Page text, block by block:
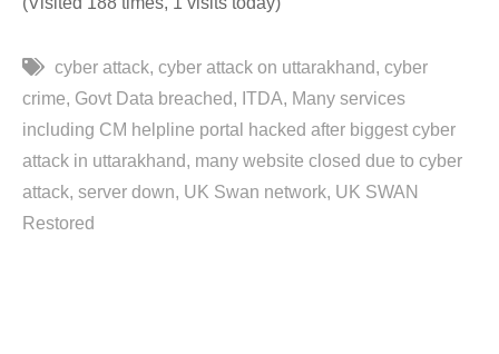
cyber attack cyber attack on uttarakhand cyber
crime Govt Data breached ITDA
Many services
including CM helpline portal hacked after biggest cyber
attack in uttarakhand
many website closed due to cyber
attack server down UK Swan network UK SWAN
Restored